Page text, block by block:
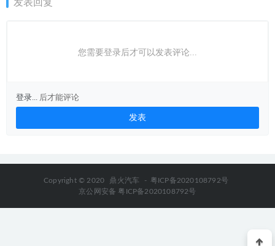
您需要登录后才可以发表评论...
登录... 后才能评论
Copyright © 2020 鼎火汽车 - 粤ICP备2020108792号
京公网安备 粤ICP备2020108792号